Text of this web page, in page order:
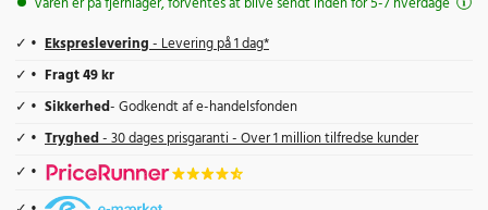
Varen er på fjernlager, forventes at blive sendt inden for 5-7 hverdage
Ekspreslevering- Levering på 1 dag*
Fragt 49 kr
Sikkerhed- Godkendt af e-handelsfonden
Tryghed- 30 dages prisgaranti - Over 1 million tilfredse kunder